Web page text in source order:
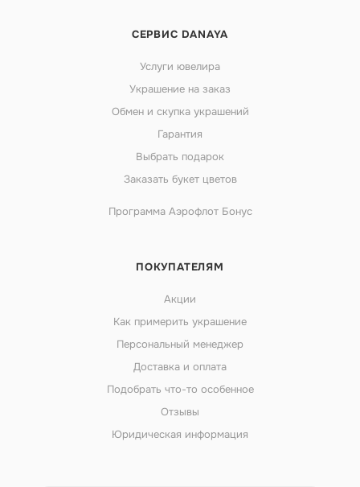
СЕРВИС DANAYA
Услуги ювелира
Украшение на заказ
Обмен и скупка украшений
Гарантия
Выбрать подарок
Заказать букет цветов
Программа Аэрофлот Бонус
ПОКУПАТЕЛЯМ
Акции
Как примерить украшение
Персональный менеджер
Доставка и оплата
Подобрать что-то особенное
Отзывы
Юридическая информация